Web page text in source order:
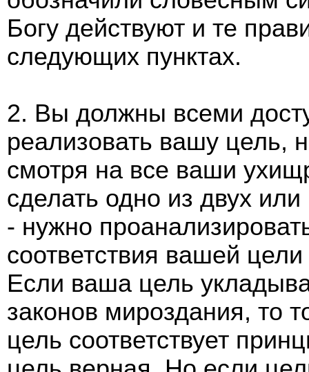
Богу действуют и те
следующих пунктах.
2. Вы должны всеми
реализовать вашу цель,
смотря на все ваши
сделать одно из двух
- нужно
соответствия вашей
Если ваша цель
законов мироздания, то
цель соответствует